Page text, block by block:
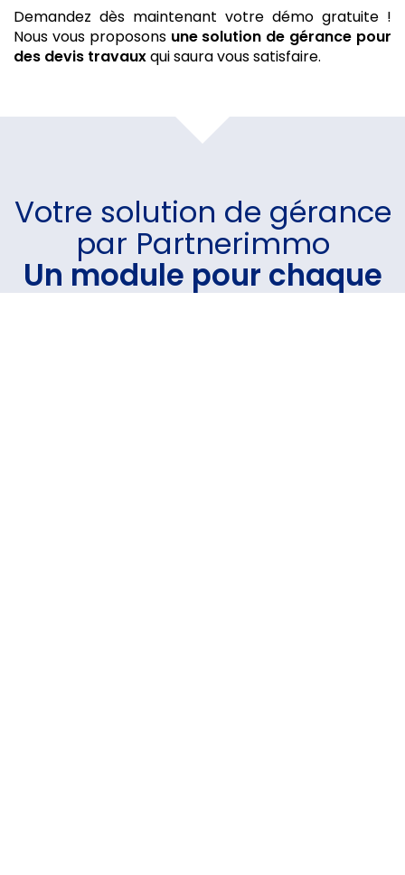
Demandez dès maintenant votre démo gratuite !
Nous vous proposons une solution de gérance pour
des devis travauxqui saura vous satisfaire.
Votre solution de gérance
par Partnerimmo
Un module pour chaque
besoin